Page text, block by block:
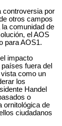
controversia por
otros campos
comunidad de
el AOS
para AOS1.
impacto
fuera del
como un
los
Handel
o
ornitológica de
ciudadanos